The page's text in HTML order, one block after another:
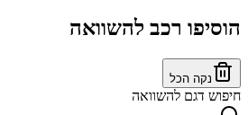
הוסיפו רכב להשוואה
נקה הכל
חיפוש דגם להשוואה